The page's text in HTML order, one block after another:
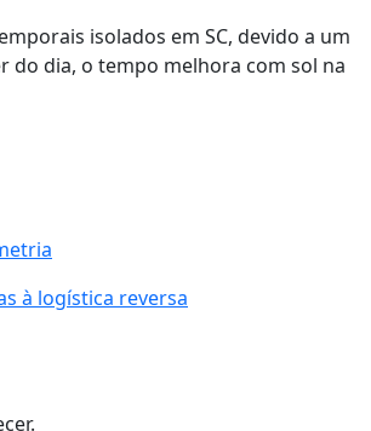
isolados em SC, devido a um
do dia, o tempo melhora com sol na
à logística reversa